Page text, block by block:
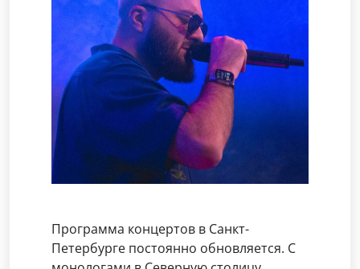
Программа концертов в Санкт-
Петербурге постоянно обновляется. С